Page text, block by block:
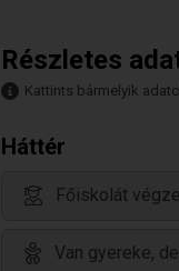
Részletes
Kattints bármelyik
Háttér
Főiskolát
Van gyereke,